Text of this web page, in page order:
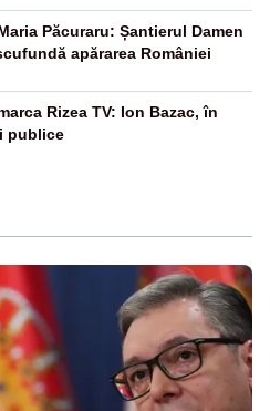
Păcuraru: Șantierul Damen
apărarea României
Rizea TV: Ion Bazac, în
publice